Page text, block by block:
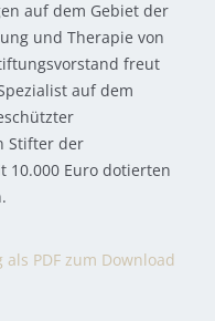
auf dem Gebiet der
und Therapie von
freut
auf dem
Stifter der
Euro dotierten
PDF zum Download